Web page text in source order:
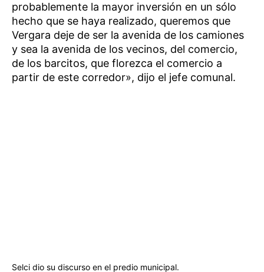
probablemente la mayor inversión en un sólo
hecho que se haya realizado, queremos que
Vergara deje de ser la avenida de los camiones
y sea la avenida de los vecinos, del comercio,
de los barcitos, que florezca el comercio a
partir de este corredor», dijo el jefe comunal.
Selci dio su discurso en el predio municipal.